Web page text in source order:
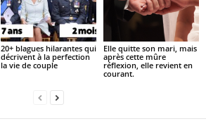
20+ blagues hilarantes qui
décrivent à la perfection
la vie de couple
Elle quitte son mari, mais
après cette mûre
réflexion, elle revient en
courant.